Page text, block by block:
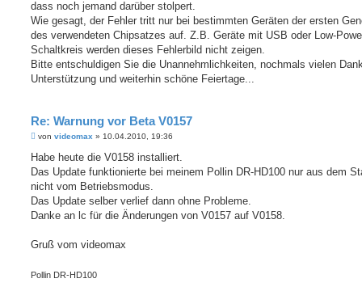
dass noch jemand darüber stolpert.
Wie gesagt, der Fehler tritt nur bei bestimmten Geräten der ersten
des verwendeten Chipsatzes auf. Z.B. Geräte mit USB oder Low-
Schaltkreis werden dieses Fehlerbild nicht zeigen.
Bitte entschuldigen Sie die Unannehmlichkeiten, nochmals vielen
Unterstützung und weiterhin schöne Feiertage...
Re: Warnung vor Beta V0157
B
i
r
a
von videomax » 10.04.2010, 19:36
Habe heute die V0158 installiert.
Das Update funktionierte bei meinem Pollin DR-HD100 nur aus dem
nicht vom Betriebsmodus.
Das Update selber verlief dann ohne Probleme.
Danke an lc für die Änderungen von V0157 auf V0158.
Gruß vom videomax
Pollin DR-HD100